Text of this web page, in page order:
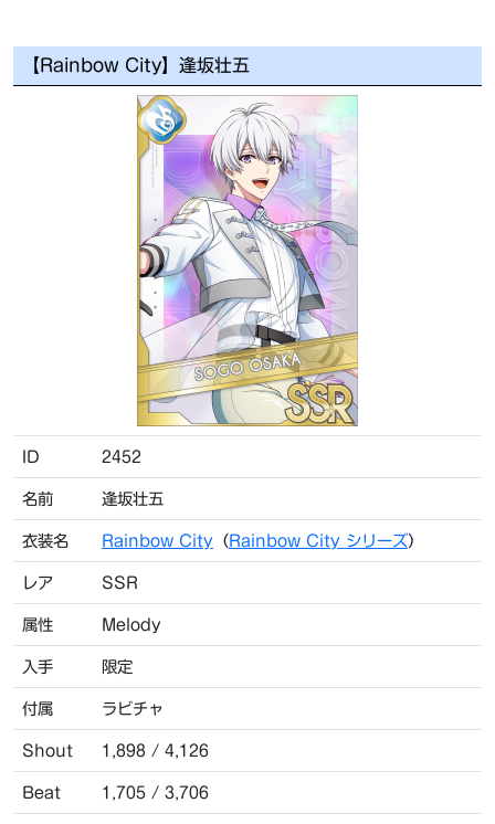
【Rainbow City】逢坂壮五
ID 2452
名前 逢坂壮五
衣装名 Rainbow City （Rainbow City シリーズ）
レア SSR
属性 Melody
入手 限定
付属 ラビチャ
Shout 1,898 / 4,126
Beat 1,705 / 3,706